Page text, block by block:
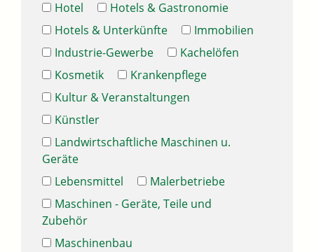
Hotel
Hotels & Gastronomie
Hotels & Unterkünfte
Immobilien
Industrie-Gewerbe
Kachelöfen
Kosmetik
Krankenpflege
Kultur & Veranstaltungen
Künstler
Landwirtschaftliche Maschinen u.
Geräte
Lebensmittel
Malerbetriebe
Maschinen - Geräte, Teile und
Zubehör
Maschinenbau